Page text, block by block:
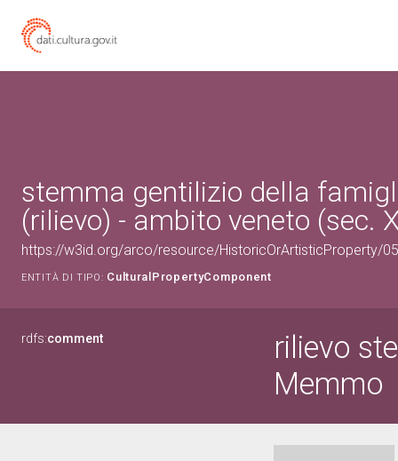
stemma gentilizio della
(rilievo) - ambito veneto (sec.
https://w3id.org/arco/resource/HistoricOrArtisticProperty/
ENTITÀ DI TIPO: CulturalPropertyComponent
rdfs:comment
rilievo
Memmo